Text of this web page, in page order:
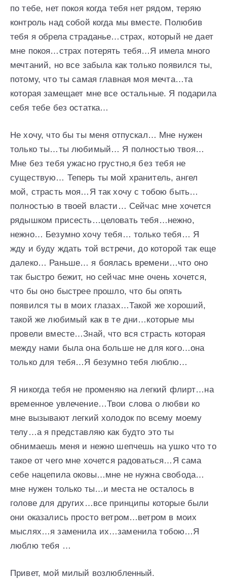
по тебе, нет покоя когда тебя нет рядом, теряю
контроль над собой когда мы вместе. Полюбив
тебя я обрела страданье…страх, который не дает
мне покоя…страх потерять тебя…Я имела много
мечтаний, но все забыла как только появился ты,
потому, что ты самая главная моя мечта…та
которая замещает мне все остальные. Я подарила
себя тебе без остатка…
Не хочу, что бы ты меня отпускал… Мне нужен
только ты…ты любимый… Я полностью твоя…
Мне без тебя ужасно грустно,я без тебя не
существую… Теперь ты мой хранитель, ангел
мой, страсть моя…Я так хочу с тобою быть…
полностью в твоей власти… Сейчас мне хочется
рядышком присесть…целовать тебя…нежно,
нежно… Безумно хочу тебя… только тебя… Я
жду и буду ждать той встречи, до которой так еще
далеко… Раньше… я боялась времени…что оно
так быстро бежит, но сейчас мне очень хочется,
что бы оно быстрее прошло, что бы опять
появился ты в моих глазах…Такой же хороший,
такой же любимый как в те дни…которые мы
провели вместе…Знай, что вся страсть которая
между нами была она больше не для кого…она
только для тебя…Я безумно тебя люблю…
Я никогда тебя не променяю на легкий флирт…на
временное увлечение…Твои слова о любви ко
мне вызывают легкий холодок по всему моему
телу…а я представляю как будто это ты
обнимаешь меня и нежно шепчешь на ушко что то
такое от чего мне хочется радоваться…Я сама
себе нацепила оковы…мне не нужна свобода…
мне нужен только ты…и места не осталось в
голове для других…все принципы которые были
они оказались просто ветром…ветром в моих
мыслях…я заменила их…заменила тобою…Я
люблю тебя …
Привет, мой милый возлюбленный.